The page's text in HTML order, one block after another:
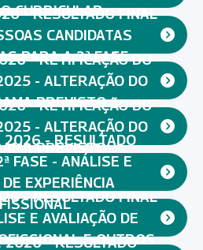
CURRICULAR
- RESULTADO FINAL
CANDIDATAS
PARA A 2ª FASE
- RETIFICAÇÃO DO
- ALTERAÇÃO DO
PREVISTO
- RETIFICAÇÃO DO
- ALTERAÇÃO DO
PREVISTO
- RESULTADO
FASE - ANÁLISE E
EXPERIÊNCIA
- RESULTADO FINAL
E AVALIAÇÃO DE
E OUTROS
- RESULTADO